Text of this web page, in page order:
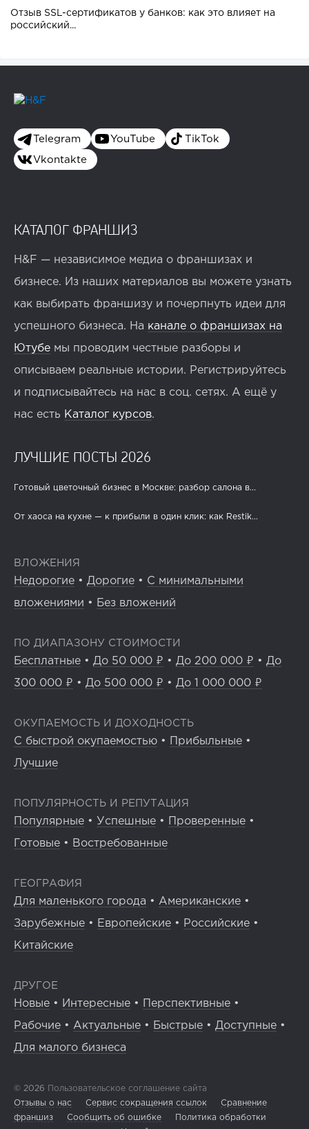
Отзыв SSL-сертификатов у банков: как это влияет на
российский...
Telegram YouTube TikTok
Vkontakte
КАТАЛОГ ФРАНШИЗ
H&F — независимое медиа о франшизах и
бизнесе. Из наших материалов вы можете узнать
как выбирать франшизу и почерпнуть идеи для
успешного бизнеса. На канале о франшизах на
Ютубе мы проводим честные разборы и
описываем реальные истории. Регистрируйтесь
и подписывайтесь на нас в соц. сетях. А ещё у
нас есть Каталог курсов.
ЛУЧШИЕ ПОСТЫ 2026
Готовый цветочный бизнес в Москве: разбор салона в...
От хаоса на кухне — к прибыли в один клик: как Restik...
ВЛОЖЕНИЯ
Недорогие • Дорогие • С минимальными
вложениями • Без вложений
ПО ДИАПАЗОНУ СТОИМОСТИ
Бесплатные • До 50 000 ₽ • До 200 000 ₽ • До
300 000 ₽ • До 500 000 ₽ • До 1 000 000 ₽
ОКУПАЕМОСТЬ И ДОХОДНОСТЬ
С быстрой окупаемостью • Прибыльные •
Лучшие
ПОПУЛЯРНОСТЬ И РЕПУТАЦИЯ
Популярные • Успешные • Проверенные •
Готовые • Востребованные
ГЕОГРАФИЯ
Для маленького города • Американские •
Зарубежные • Европейские • Российские •
Китайские
ДРУГОЕ
Новые • Интересные • Перспективные •
Рабочие • Актуальные • Быстрые • Доступные •
Для малого бизнеса
© 2026 Пользовательское соглашение сайта
Отзывы о нас
Сервис сокращения ссылок
Сравнение
франшиз
Сообщить об ошибке
Политика обработки